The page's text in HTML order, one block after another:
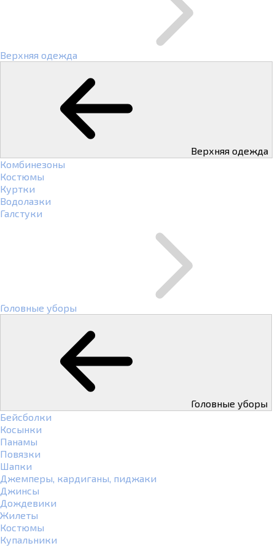
Верхняя одежда
Верхняя одежда
Комбинезоны
Костюмы
Куртки
Водолазки
Галстуки
Головные уборы
Головные уборы
Бейсболки
Косынки
Панамы
Повязки
Шапки
Джемперы, кардиганы, пиджаки
Джинсы
Дождевики
Жилеты
Костюмы
Купальники